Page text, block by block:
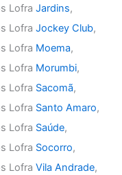
LofraJardins,
LofraJockey Club,
Lofra Moema,
Lofra Morumbi,
Lofra Sacomã,
Lofra Santo Amaro,
Lofra Saúde,
Lofra Socorro,
LofraVila Andrade,